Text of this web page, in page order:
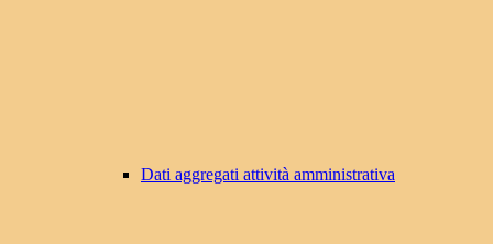
Dati aggregati attività amministrativa